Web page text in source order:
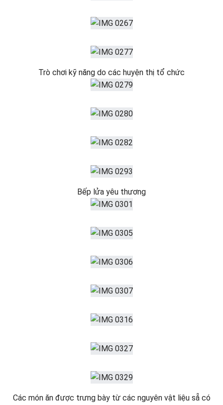
Trò chơi kỹ năng do các huyện thị tổ chức
Bếp lửa yêu thương
Các món ăn được trưng bày từ các nguyên vật liệu sẵ có